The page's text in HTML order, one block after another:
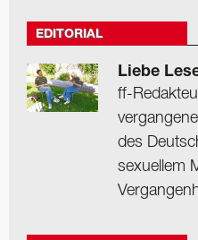
EDITORIAL
Liebe
ff-
des
sexuellem